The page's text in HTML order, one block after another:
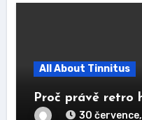
All About Tinnitus
Proč právě retro
30